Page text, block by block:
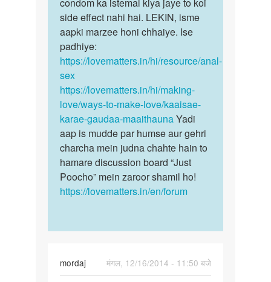
side effect nahi hai. LEKIN, isme
aapki marzee honi chhaiye. Ise
padhiye:
https://lovematters.in/hi/resource/anal-
sex
https://lovematters.in/hi/making-
love/ways-to-make-love/kaaisae-
karae-gaudaa-maaithaunaYadi
aap is mudde par humse aur gehri
charcha mein judna chahte hain to
hamare discussion board “Just
Poocho” mein zaroor shamil ho!
https://lovematters.in/en/forum
mordaj
मंगल, 12/16/2014 - 11:50 बजे